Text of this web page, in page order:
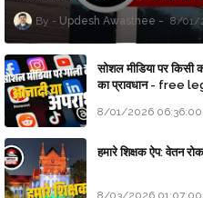
Updesh Awasthee 8/01/
सोशल मीडिया पर किसी
का प्रावधान - free
8/01/2026 06:36:00
हमारे शिक्षक ऐप: वेतन
8/03/2026 01:07:00